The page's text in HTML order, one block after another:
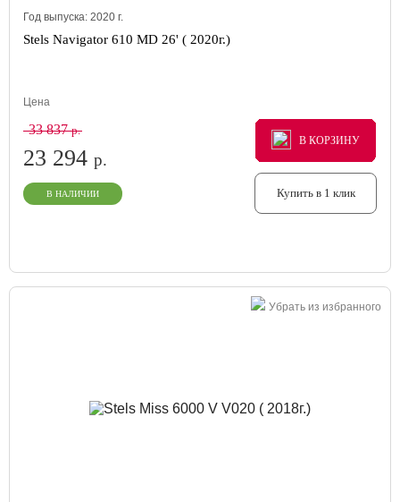
Год выпуска: 2020 г.
Stels Navigator 610 MD 26' ( 2020г.)
Цена
33 837р.
23 294 р.
В НАЛИЧИИ
В КОРЗИНУ
В КОРЗИНУ
В КОРЗИНУ
Купить в 1 клик
Убрать из избранного